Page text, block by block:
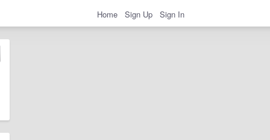
Home Sign Up Sign In